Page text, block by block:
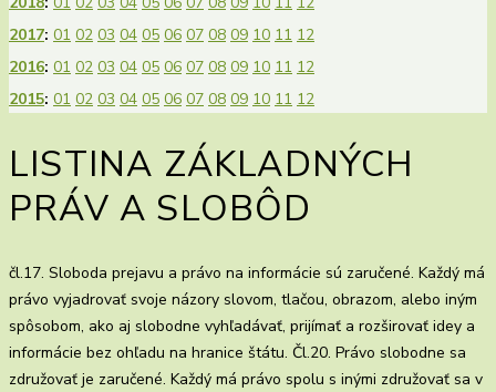
2017: 01 02 03 04 05 06 07 08 09 10 11 12
2016: 01 02 03 04 05 06 07 08 09 10 11 12
2015: 01 02 03 04 05 06 07 08 09 10 11 12
LISTINA ZÁKLADNÝCH
PRÁV A SLOBÔD
čl.17. Sloboda prejavu a právo na informácie sú zaručené. Každý má
právo vyjadrovať svoje názory slovom, tlačou, obrazom, alebo iným
spôsobom, ako aj slobodne vyhľadávať, prijímať a rozširovať idey a
informácie bez ohľadu na hranice štátu. Čl.20. Právo slobodne sa
združovať je zaručené. Každý má právo spolu s inými združovať sa v